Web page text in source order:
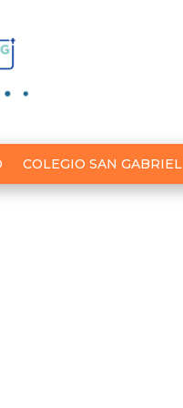
COLEGIO SAN GABRIEL